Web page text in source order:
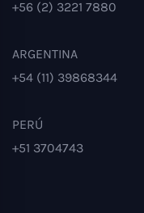
+56 (2) 3221 7880
ARGENTINA
+54 (11) 39868344
PERÚ
+51 3704743